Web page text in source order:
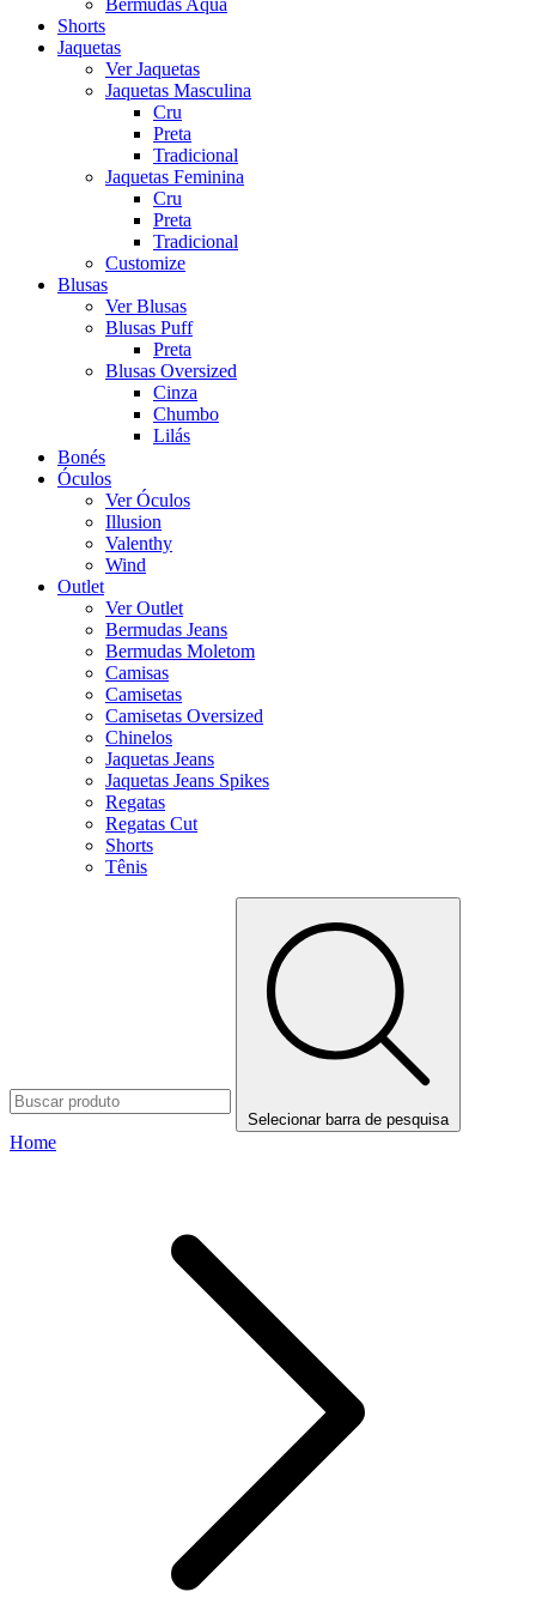
Bermudas Aqua
Shorts
Jaquetas
Ver Jaquetas
Jaquetas Masculina
Cru
Preta
Tradicional
Jaquetas Feminina
Cru
Preta
Tradicional
Customize
Blusas
Ver Blusas
Blusas Puff
Preta
Blusas Oversized
Cinza
Chumbo
Lilás
Bonés
Óculos
Ver Óculos
Illusion
Valenthy
Wind
Outlet
Ver Outlet
Bermudas Jeans
Bermudas Moletom
Camisas
Camisetas
Camisetas Oversized
Chinelos
Jaquetas Jeans
Jaquetas Jeans Spikes
Regatas
Regatas Cut
Shorts
Tênis
Selecionar barra de pesquisa
Home